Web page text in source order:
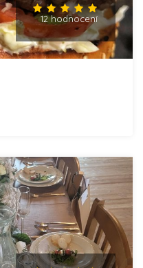
12 hodnocení